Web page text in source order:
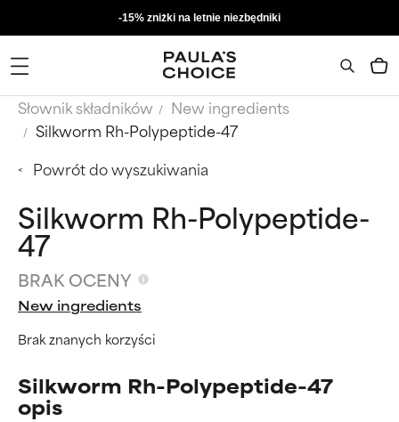
-15% zniżki na letnie niezbędniki
Słownik składników
New ingredients
Silkworm Rh-Polypeptide-47
Powrót do wyszukiwania
Silkworm Rh-Polypeptide-
47
BRAK OCENY
New ingredients
Brak znanych korzyści
Silkworm Rh-Polypeptide-47
opis